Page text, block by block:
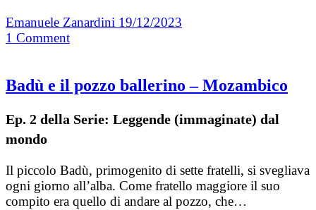
Emanuele Zanardini 19/12/2023
1 Comment
Badù e il pozzo ballerino – Mozambico
Ep. 2 della Serie: Leggende (immaginate) dal
mondo
Il piccolo Badù, primogenito di sette fratelli, si svegliava
ogni giorno all’alba. Come fratello maggiore il suo
compito era quello di andare al pozzo, che…